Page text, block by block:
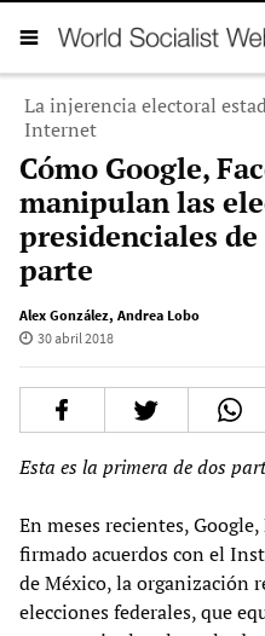
La injerencia electoral
Internet
Cómo Google,
manipulan las
presidenciales
parte
Alex González, Andrea Lobo
30 abril 2018
Esta es la primera dedos
En meses recientes,
firmado acuerdos con el
de México, la organización
elecciones federales, que